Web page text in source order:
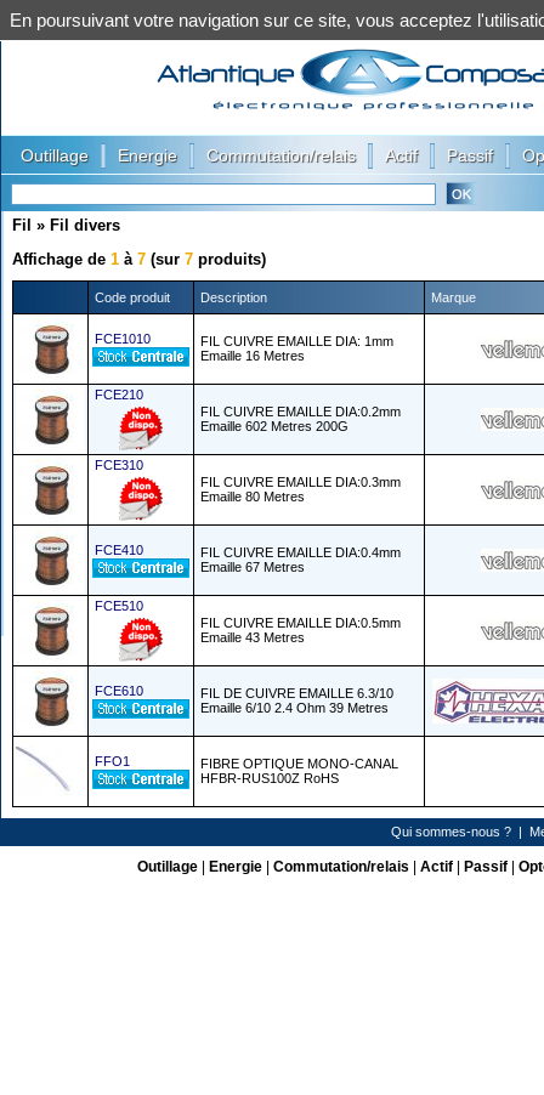
Outillage Energie Commutation/relais Actif Passif
Fil » Fil divers
Affichage de 1 à 7 (sur 7 produits)
Code produit Description Marque
FCE1010
FIL CUIVRE EMAILLE DIA: 1mm
Emaille 16 Metres
FCE210
FIL CUIVRE EMAILLE DIA:0.2mm
Emaille 602 Metres 200G
FCE310
FIL CUIVRE EMAILLE DIA:0.3mm
Emaille 80 Metres
FCE410
FIL CUIVRE EMAILLE DIA:0.4mm
Emaille 67 Metres
FCE510
FIL CUIVRE EMAILLE DIA:0.5mm
Emaille 43 Metres
FCE610
FIL DE CUIVRE EMAILLE 6.3/10
Emaille 6/10 2.4 Ohm 39 Metres
FFO1
FIBRE OPTIQUE MONO-CANAL
HFBR-RUS100Z RoHS
Qui sommes-nous ? |
Outillage| Energie| Commutation/relais Actif| Passif|
En poursuivant votre navigation sur ce site, vous acceptez